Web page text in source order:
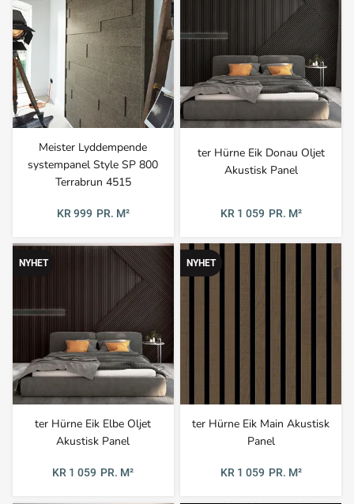
Meister Lyddempende
systempanel Style SP 800
Terrabrun 4515
KR 999 PR. M²
ter Hürne Eik Donau Oljet
Akustisk Panel
KR 1 059 PR. M²
NYHET
ter Hürne Eik Elbe Oljet
Akustisk Panel
KR 1 059 PR. M²
NYHET
ter Hürne Eik Main Akustisk
Panel
KR 1 059 PR. M²